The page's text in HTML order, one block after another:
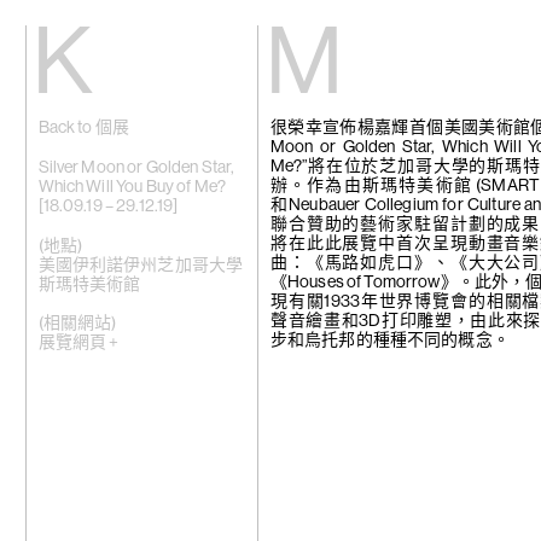
主頁
展覽
藝術家
艾域克·柏達
格雷斯·卡尼
張雅琹
趙容翊
周育正
蒂梵妮·鐘
崔新明
何子彥
許鶴溪
高倩彤
關尚智
敬美
視頻
新訊
關於我們
English
Back to 個展
Silver Moon or Golden Star,
Which Will You Buy of Me?
[18.09.19 – 29.12.19]
(地點)
美國伊利諾伊州芝加哥大學
斯瑪特美術館
(相關網站)
展覽網頁 +
很榮幸宣佈楊嘉輝首個美國美術館
Moon or Golden Star, Which Will
Me?”將在位於芝加哥大學的斯瑪
辦。作為由斯瑪特美術館 (SMART
和Neubauer Collegium for Culture
聯合贊助的藝術家駐留計劃的成
將在此此展覽中首次呈現動畫音
曲：《馬路如虎口》、《大大公
《Houses of Tomorrow》。此外，
現有關1933年世界博覽會的相關檔
聲音繪畫和3D打印雕塑，由此來
步和烏托邦的種種不同的概念。